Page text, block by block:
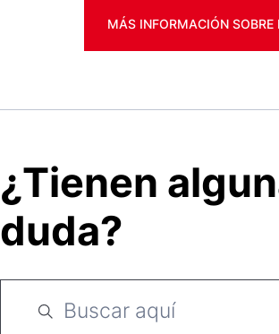
MÁS INFORMACIÓN SOBRE
¿Tienen
duda?